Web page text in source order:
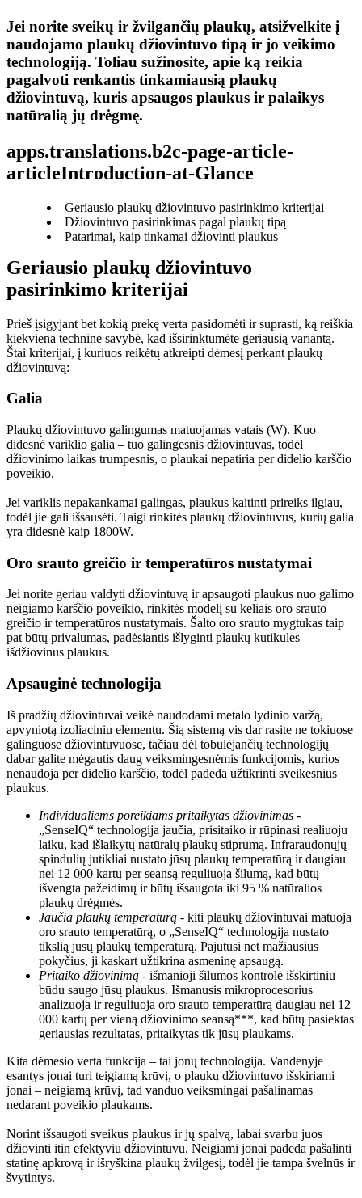
Jei norite sveikų ir žvilgančių plaukų, atsižvelkite į
naudojamo plaukų džiovintuvo tipą ir jo veikimo
technologiją. Toliau sužinosite, apie ką reikia
pagalvoti renkantis tinkamiausią plaukų
džiovintuvą, kuris apsaugos plaukus ir palaikys
natūralią jų drėgmę.
apps.translations.b2c-page-article-
articleIntroduction-at-Glance
Geriausio plaukų džiovintuvo pasirinkimo kriterijai
Džiovintuvo pasirinkimas pagal plaukų tipą
Patarimai, kaip tinkamai džiovinti plaukus
Geriausio plaukų džiovintuvo
pasirinkimo kriterijai
Prieš įsigyjant bet kokią prekę verta pasidomėti ir suprasti, ką reiškia
kiekviena techninė savybė, kad išsirinktumėte geriausią variantą.
Štai kriterijai, į kuriuos reikėtų atkreipti dėmesį perkant plaukų
džiovintuvą:
Galia
Plaukų džiovintuvo galingumas matuojamas vatais (W). Kuo
didesnė variklio galia – tuo galingesnis džiovintuvas, todėl
džiovinimo laikas trumpesnis, o plaukai nepatiria per didelio karščio
poveikio.
Jei variklis nepakankamai galingas, plaukus kaitinti prireiks ilgiau,
todėl jie gali išsausėti. Taigi rinkitės plaukų džiovintuvus, kurių galia
yra didesnė kaip 1800W.
Oro srauto greičio ir temperatūros nustatymai
Jei norite geriau valdyti džiovintuvą ir apsaugoti plaukus nuo galimo
neigiamo karščio poveikio, rinkitės modelį su keliais oro srauto
greičio ir temperatūros nustatymais. Šalto oro srauto mygtukas taip
pat būtų privalumas, padėsiantis išlyginti plaukų kutikules
išdžiovinus plaukus.
Apsauginė technologija
Iš pradžių džiovintuvai veikė naudodami metalo lydinio varžą,
apvyniotą izoliaciniu elementu. Šią sistemą vis dar rasite ne tokiuose
galinguose džiovintuvuose, tačiau dėl tobulėjančių technologijų
dabar galite mėgautis daug veiksmingesnėmis funkcijomis, kurios
nenaudoja per didelio karščio, todėl padeda užtikrinti sveikesnius
plaukus.
Individualiems poreikiams pritaikytas džiovinimas -
„SenseIQ“ technologija jaučia, prisitaiko ir rūpinasi realiuoju
laiku, kad išlaikytų natūralų plaukų stiprumą. Infraraudonųjų
spindulių jutikliai nustato jūsų plaukų temperatūrą ir daugiau
nei 12 000 kartų per seansą reguliuoja šilumą, kad būtų
išvengta pažeidimų ir būtų išsaugota iki 95 % natūralios
plaukų drėgmės.
Jaučia plaukų temperatūrą - kiti plaukų džiovintuvai matuoja
oro srauto temperatūrą, o „SenseIQ“ technologija nustato
tikslią jūsų plaukų temperatūrą. Pajutusi net mažiausius
pokyčius, ji kaskart užtikrina asmeninę apsaugą.
Pritaiko džiovinimą - išmanioji šilumos kontrolė išskirtiniu
būdu saugo jūsų plaukus. Išmanusis mikroprocesorius
analizuoja ir reguliuoja oro srauto temperatūrą daugiau nei 12
000 kartų per vieną džiovinimo seansą***, kad būtų pasiektas
geriausias rezultatas, pritaikytas tik jūsų plaukams.
Kita dėmesio verta funkcija – tai jonų technologija. Vandenyje
esantys jonai turi teigiamą krūvį, o plaukų džiovintuvo išskiriami
jonai – neigiamą krūvį, tad vanduo veiksmingai pašalinamas
nedarant poveikio plaukams.
Norint išsaugoti sveikus plaukus ir jų spalvą, labai svarbu juos
džiovinti itin efektyviu džiovintuvu. Neigiami jonai padeda pašalinti
statinę apkrovą ir išryškina plaukų žvilgesį, todėl jie tampa švelnūs ir
švytintys.